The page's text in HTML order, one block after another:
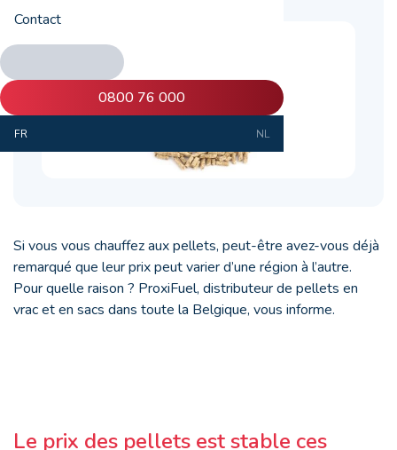
Contact
0800 76 000
FR NL
vous explique pourquoi.
Si vous vous chauffez aux pellets, peut-être avez-vous déjà
remarqué que leur prix peut varier d’une région à l’autre.
Pour quelle raison ? ProxiFuel, distributeur de pellets en
vrac et en sacs dans toute la Belgique, vous informe.
Le prix des pellets est stable ces